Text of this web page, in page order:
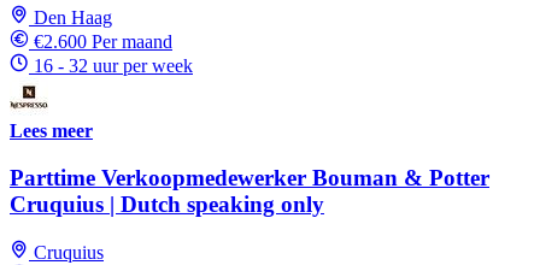
Den Haag
€2.600 Per maand
16 - 32 uur per week
Lees meer
Parttime Verkoopmedewerker Bouman & Potter
Cruquius | Dutch speaking only
Cruquius